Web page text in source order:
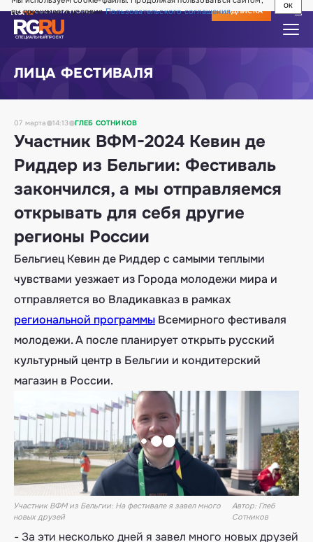
вы принимаете условияПользовательского соглашения
OK
СВЕЖИЙ НОМЕР ПОДПИСКА
СПЕЦИАЛЬНЫЙПРОЕКТ
Лица фестиваля
Калейдоскоп
Новости
ЛИЦА ФЕСТИВАЛЯ
07 марта 14:13 ГЛЕБ СОТНИКОВ
Участник ВФМ-2024 Кевин де
Риддер из Бельгии: Фестиваль
закончился, а мы отправляемся
открывать для себя другие
регионы России
Бельгиец Кевин де Риддер с самыми теплыми
чувствами уезжает из Города молодежи мира и
отправляется во Владикавказ в рамках
региональной программы Всемирного фестиваля
молодежи. А после планирует открыть русский
культурный центр в Бельгии и кондитерский
магазин в России.
Участник ВФМ из Бельгии: На фестивале я завел много
новых друзей
Автор: Глеб
Сотников
- За эти несколько дней я завел много новых друзей